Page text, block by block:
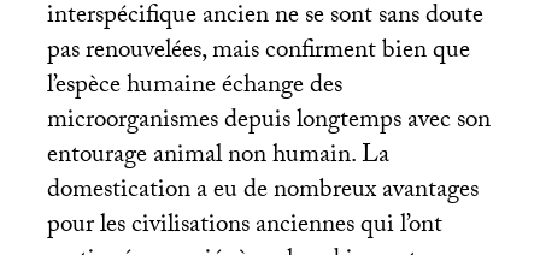
interspécifique ancien ne se sont sans doute
pas renouvelées, mais confirment bien que
l’espèce humaine échange des
microorganismes depuis longtemps avec son
entourage animal non humain. La
domestication a eu de nombreux avantages
pour les civilisations anciennes qui l’ont